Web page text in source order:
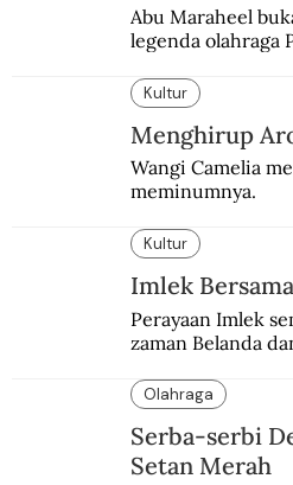
Abu Maraheel
legenda olahraga
memblokade Rafah.
Kultur
Menghirup
Wangi Camelia
meminumnya.
Kultur
Imlek
Perayaan Imlek
zaman Belanda
Olahraga
Serba-serbi
Setan Merah